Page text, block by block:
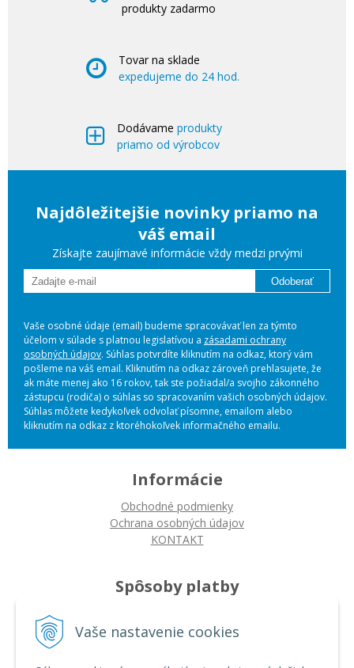
Vaše nastavenie cookies
produkty zadarmo
Tovar na sklade
expedujeme do 24 hod.
Dodávame produkty
priamo od výrobcov
Najdôležitejšie novinky priamo na
váš email
Získajte zaujímavé informácie vždy medzi prvými
Odoberať
Vaše osobné údaje (email) budeme spracovávať len za týmto
účelom v súlade s platnou legislatívou a zásadami ochrany
osobných údajov. Súhlas potvrdíte kliknutím na odkaz, ktorý vám
pošleme na váš email. Kliknutím na odkaz zároveň prehlasujete, že
ak máte menej ako 16 rokov, tak ste požiadal/a svojho zákonného
zástupcu (rodiča) o súhlas so spracovaním vašich osobných údajov.
Súhlas môžete kedykoľvek odvolať písomne, emailom alebo
kliknutím na odkaz z ktoréhokoľvek informačného emailu.
Informácie
Obchodné podmienky
Ochrana osobných údajov
KONTAKT
Spôsoby platby
Platba bankovým prevodom